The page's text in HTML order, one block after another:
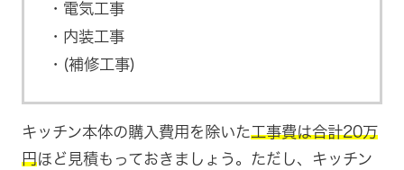
電気工事
内装工事
(補修工事)
キッチン本体の購入費用を除いた工事費は合計20万
円ほど見積もっておきましょう。ただし、キッチン